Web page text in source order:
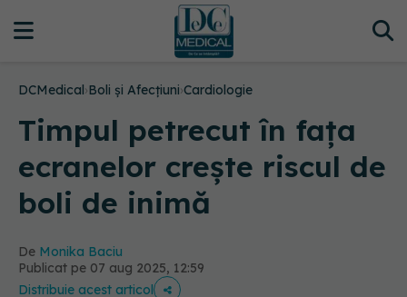
DCMedical›Boli și Afecțiuni›Cardiologie
Timpul petrecut în fața
ecranelor crește riscul de
boli de inimă
De Monika Baciu
Publicat pe 07 aug 2025, 12:59
Distribuie acest articol